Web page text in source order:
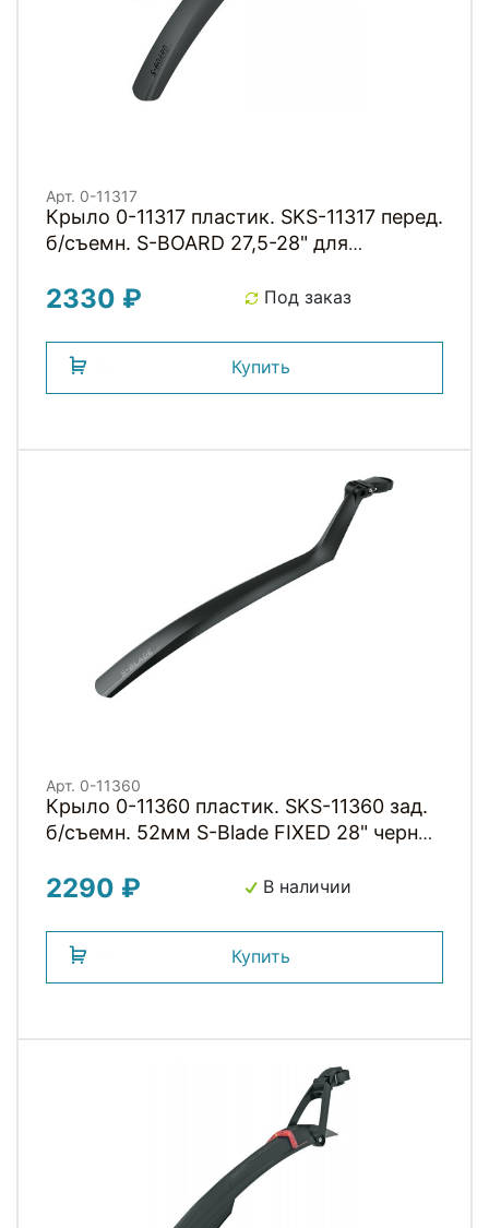
Арт. 0-11317
Крыло 0-11317 пластик. SKS-11317 перед.
б/съемн. S-BOARD 27,5-28" для
черное (Германия)
2330 ₽ Под заказ
Купить
Арт. 0-11360
Крыло 0-11360 пластик. SKS-11360 зад.
б/съемн. 52мм S-Blade FIXED 28" черное
2290 ₽ В наличии
Купить